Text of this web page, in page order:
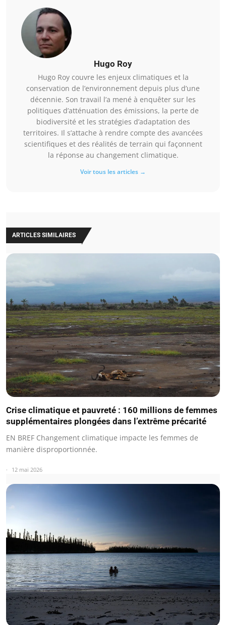
Hugo Roy
Hugo Roy couvre les enjeux climatiques et la
conservation de l’environnement depuis plus d’une
décennie. Son travail l’a mené à enquêter sur les
politiques d’atténuation des émissions, la perte de
biodiversité et les stratégies d’adaptation des
territoires. Il s’attache à rendre compte des avancées
scientifiques et des réalités de terrain qui façonnent
la réponse au changement climatique.
Voir tous les articles →
ARTICLES SIMILAIRES
Crise climatique et pauvreté : 160 millions de femmes
supplémentaires plongées dans l’extrême précarité
EN BREF Changement climatique impacte les femmes de
manière disproportionnée.
12 mai 2026